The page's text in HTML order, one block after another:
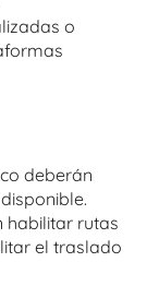
o
deberán
habilitar rutas
el traslado